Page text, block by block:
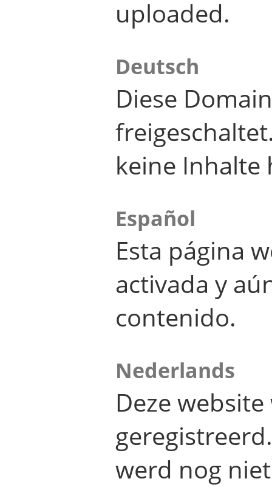
uploaded.
Deutsch
Diese
keine Inhalte
Español
Esta página
activada y
contenido.
Nederlands
Deze
werd nog